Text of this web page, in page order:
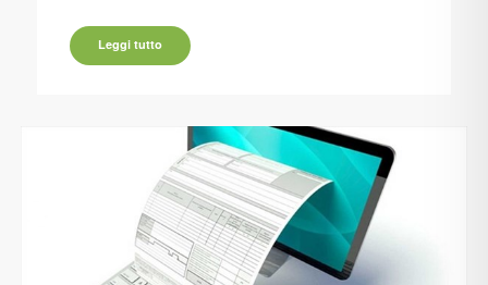
Leggi tutto